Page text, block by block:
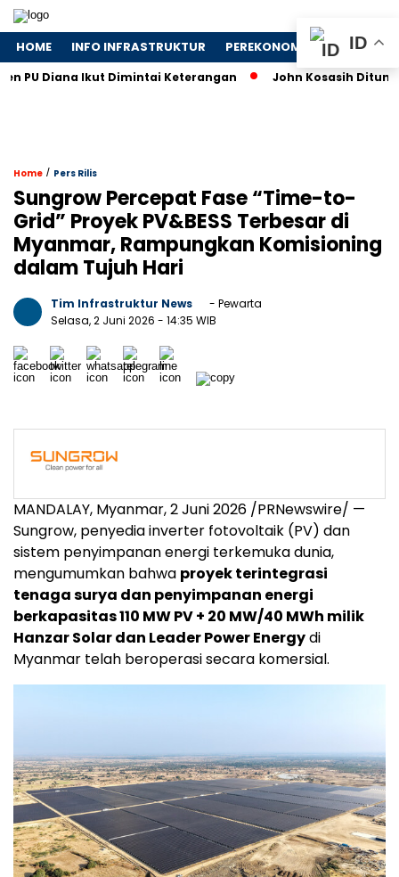
HOME INFO INFRASTRUKTUR PEREKONOMIAN
Ikut Dimintai Keterangan John Kosasih Ditunjuk
Home / Pers Rilis
Sungrow Percepat Fase “Time-to-
Grid” Proyek PV&BESS Terbesar di
Myanmar, Rampungkan Komisioning
dalam Tujuh Hari
Tim Infrastruktur News
- Pewarta
Selasa, 2 Juni 2026 - 14:35 WIB
MANDALAY, Myanmar,2 Juni 2026 /PRNewswire/ —
Sungrow, penyedia inverter fotovoltaik (PV) dan
sistem penyimpanan energi terkemuka dunia,
mengumumkan bahwa proyek terintegrasi
tenaga surya dan penyimpanan energi
berkapasitas 110 MW PV + 20 MW/40 MWh milik
Hanzar Solar dan Leader Power Energydi
Myanmar telah beroperasi secara komersial.
ID